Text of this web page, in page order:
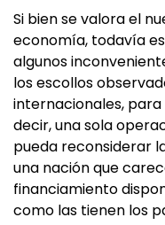
Si bien se valora el
economía, todavía
algunos
los escollos
internacionales,
decir, una sola
pueda reconsiderar
una nación que
financiamiento
como las tienen los